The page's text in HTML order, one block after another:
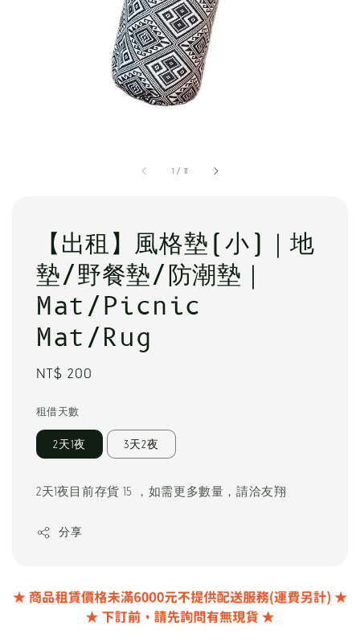
1 / 11
【出租】風格墊(小)｜地
墊/野餐墊/防潮墊｜
Mat/Picnic
Mat/Rug
Regular
NT$ 200
租借天數
2天1夜 3天2夜
2天1夜目前存貨 15 ，如需更多數量，請洽友翔
分享